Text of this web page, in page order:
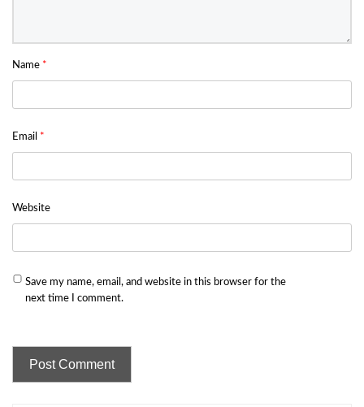
Name *
Email *
Website
Save my name, email, and website in this browser for the
next time I comment.